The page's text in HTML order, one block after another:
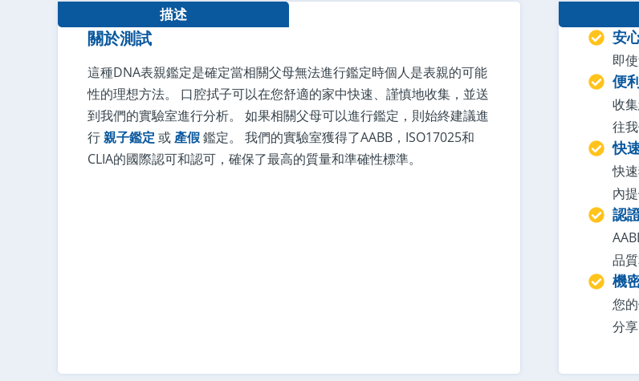
描述
關於測試
這種DNA表親鑑定是確定當相關父母無法進行鑑定時個人是表親的可能
性的理想方法。 口腔拭子可以在您舒適的家中快速、謹慎地收集，並送
到我們的實驗室進行分析。 如果相關父母可以進行鑑定，則始終建議進
行親子鑑定 或 產假鑑定。 我們的實驗室獲得了AABB，ISO17025和
CLIA的國際認可和認可，確保了最高的質量和準確性標準。
安
即
便
收
往
快
快
內
認
品
機
您
分享